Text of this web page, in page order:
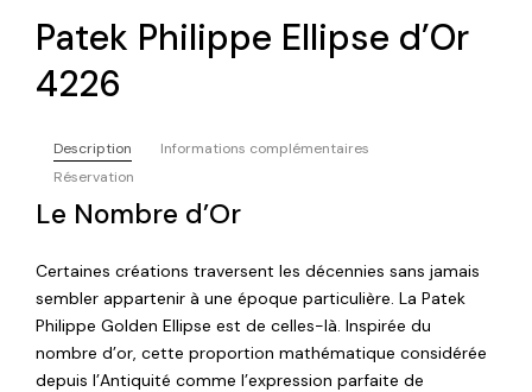
Patek Philippe Ellipse d’Or
4226
Description
Informations complémentaires
Réservation
Le Nombre d’Or
Certaines créations traversent les décennies sans jamais
sembler appartenir à une époque particulière. La Patek
Philippe Golden Ellipse est de celles-là. Inspirée du
nombre d’or, cette proportion mathématique considérée
depuis l’Antiquité comme l’expression parfaite de